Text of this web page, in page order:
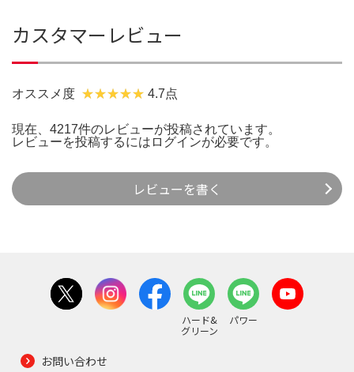
カスタマーレビュー
オススメ度 4.7点
現在、4217件のレビューが投稿されています。
レビューを投稿するには ログインが必要です。
レビューを書く
ハード&
グリーン
パワー
お問い合わせ